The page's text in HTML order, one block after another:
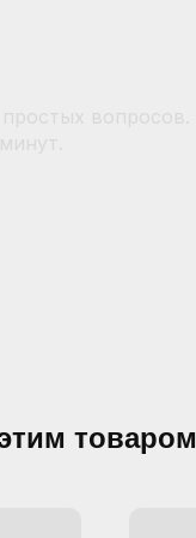
товаром